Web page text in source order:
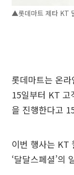
▲롯데마트 제타 KT
롯데마트는 온
15일부터 KT 고
을 진행한다고
이번 행사는 KT
‘달달스페셜’의